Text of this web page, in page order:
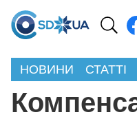
НОВИНИ СТАТТІ